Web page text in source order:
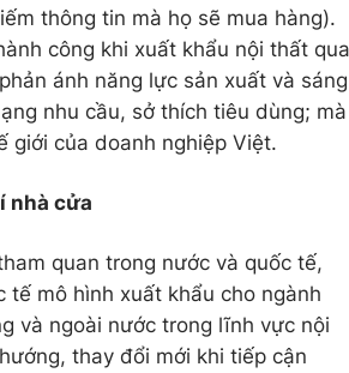
thông tin mà họ sẽ mua hàng).
công khi xuất khẩu nội thất qua
ánh năng lực sản xuất và sáng
nhu cầu, sở thích tiêu dùng; mà
giới của doanh nghiệp Việt.
nhà cửa
quan trong nước và quốc tế,
mô hình xuất khẩu cho ngành
và ngoài nước trong lĩnh vực nội
thay đổi mới khi tiếp cận